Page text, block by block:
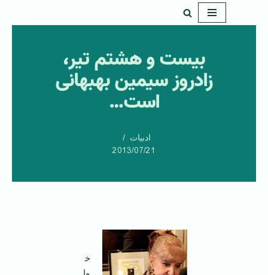
بیست و هشتم تیر،
زادروز سیمین بهبهانی
است…
ادبیات
2013/07/21
خ
وا